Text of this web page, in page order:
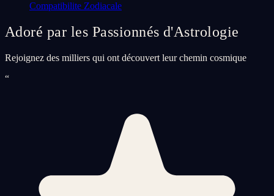
Compatibilite Zodiacale
Adoré par les Passionnés d'Astrologie
Rejoignez des milliers qui ont découvert leur chemin cosmique
“